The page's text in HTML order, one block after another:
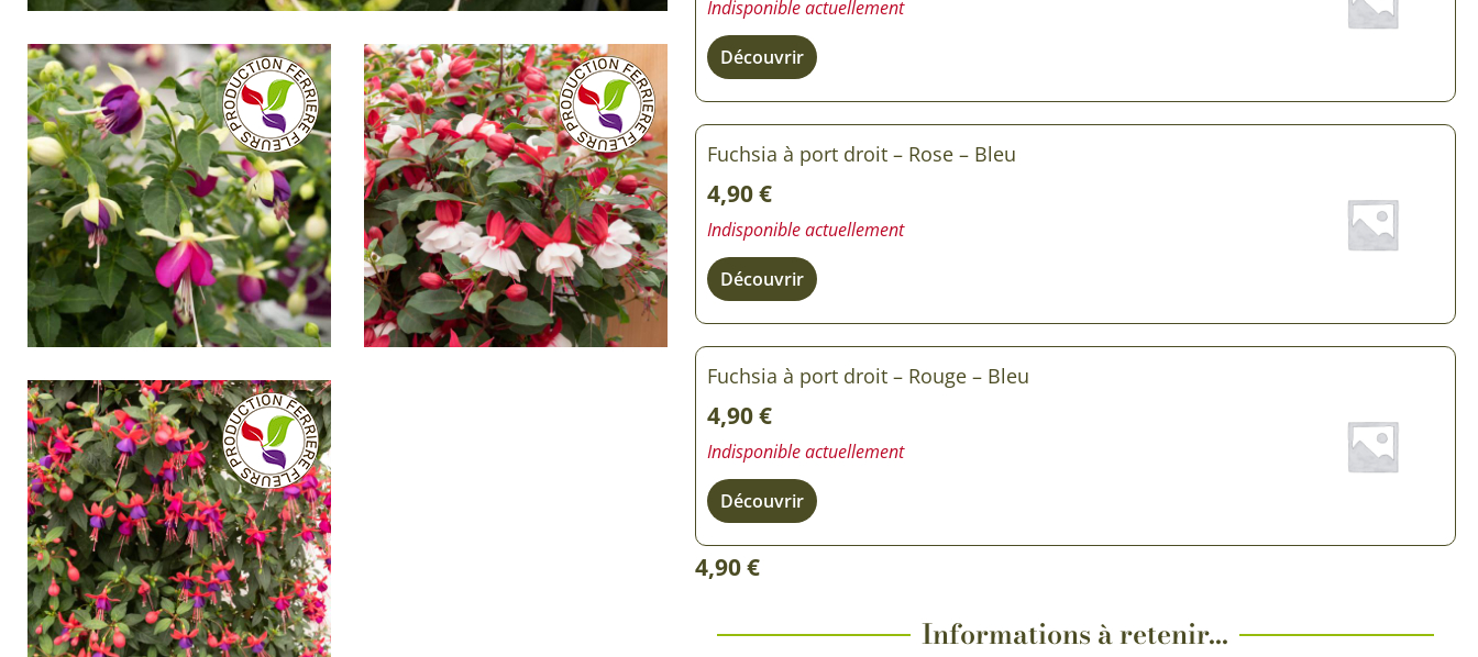
Rosiers parfumés
Rosiers grimpants
Bulbes de fleurs de A à Z
Indisponible actuellement
Découvrir
Fuchsia à port droit – Rose – Bleu
4,90€
Indisponible actuellement
Découvrir
Fuchsia à port droit – Rouge – Bleu
4,90€
Indisponible actuellement
Découvrir
4,90€
Informations à retenir...